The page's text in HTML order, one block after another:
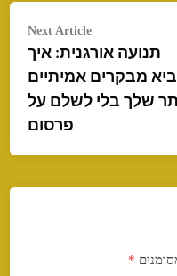
Next Article
Next
תנועה אורגנית: איך
מבקרים אמיתיים
שלך בלי לשלם על
פרסום
*